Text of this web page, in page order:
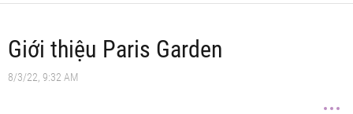
Giới thiệu Paris Garden
8/3/22, 9:32 AM